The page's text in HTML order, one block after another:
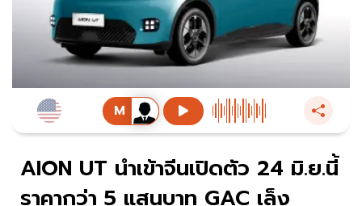
AION UT นำเข้าจีนเปิดตัว 24 มิ.ย.นี้
ราคากว่า 5 แสนบาท GAC เล็ง